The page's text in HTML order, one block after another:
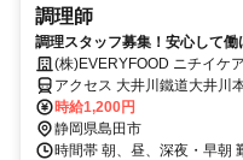
調理師
調理スタッフ募集！安心して働
(株)EVERYFOOD ニチイケ
アクセス 大井川鐵道大井川
時給1,200円
静岡県島田市
時間帯 朝、昼、深夜・早朝